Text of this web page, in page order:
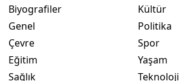
Biyografiler
Genel
Çevre
Eğitim
Sağlık
Kültür
Politika
Spor
Yaşam
Teknoloji